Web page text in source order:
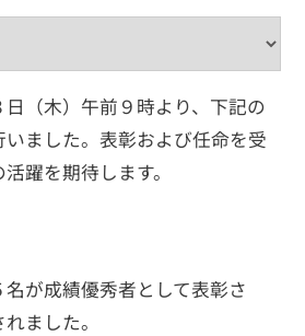
日（木）午前９時より、下記の
ました。表彰および任命を受
躍を期待します。
が成績優秀者として表彰さ
ました。